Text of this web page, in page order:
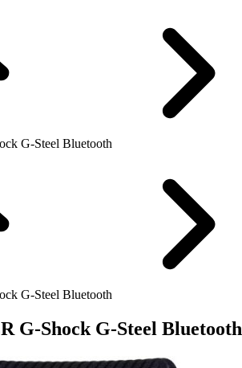
G-Steel Bluetooth
G-Steel Bluetooth
G-Shock G-Steel Bluetooth